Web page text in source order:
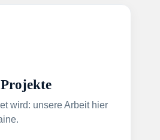
Projekte
wird: unsere Arbeit hier